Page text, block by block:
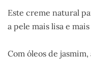
Este creme natural
a pele mais lisa e
Com óleos de